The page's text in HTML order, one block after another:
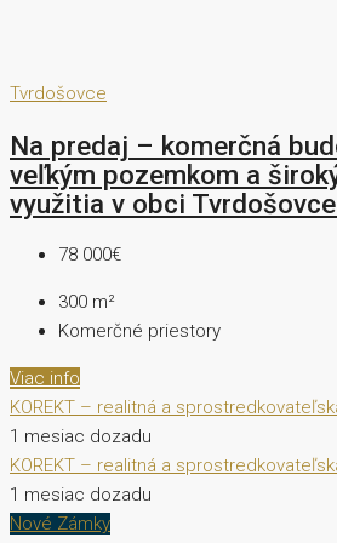
Tvrdošovce
Na predaj – komerčná
veľkým pozemkom a
využitia v obci
78 000€
300 m²
Komerčné priestory
Viac info
KOREKT – realitná a
1 mesiac dozadu
KOREKT – realitná a
1 mesiac dozadu
Nové Zámky